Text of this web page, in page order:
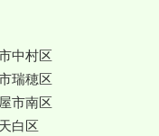
中村区
瑞穂区
市南区
白区